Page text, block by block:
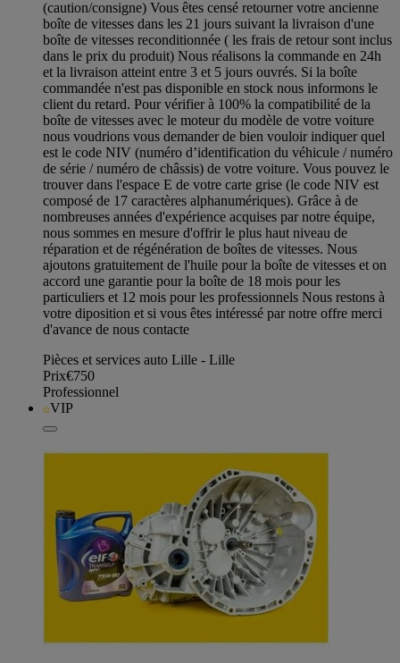
(caution/consigne) Vous êtes censé retourner votre ancienne
boîte de vitesses dans les 21 jours suivant la livraison d'une
boîte de vitesses reconditionnée ( les frais de retour sont inclus
dans le prix du produit) Nous réalisons la commande en 24h
et la livraison atteint entre 3 et 5 jours ouvrés. Si la boîte
commandée n'est pas disponible en stock nous informons le
client du retard. Pour vérifier à 100% la compatibilité de la
boîte de vitesses avec le moteur du modèle de votre voiture
nous voudrions vous demander de bien vouloir indiquer quel
est le code NIV (numéro d’identification du véhicule / numéro
de série / numéro de châssis) de votre voiture. Vous pouvez le
trouver dans l'espace E de votre carte grise (le code NIV est
composé de 17 caractères alphanumériques). Grâce à de
nombreuses années d'expérience acquises par notre équipe,
nous sommes en mesure d'offrir le plus haut niveau de
réparation et de régénération de boîtes de vitesses. Nous
ajoutons gratuitement de l'huile pour la boîte de vitesses et on
accord une garantie pour la boîte de 18 mois pour les
particuliers et 12 mois pour les professionnels Nous restons à
votre diposition et si vous êtes intéressé par notre offre merci
d'avance de nous contacte
Pièces et services auto Lille - Lille
Prix€750
Professionnel
VIP